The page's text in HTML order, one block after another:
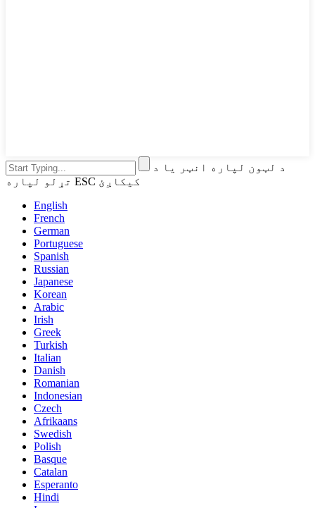
د لټون لپاره انټر یا د
تړلو لپاره ESC کیکاږئ
English
French
German
Portuguese
Spanish
Russian
Japanese
Korean
Arabic
Irish
Greek
Turkish
Italian
Danish
Romanian
Indonesian
Czech
Afrikaans
Swedish
Polish
Basque
Catalan
Esperanto
Hindi